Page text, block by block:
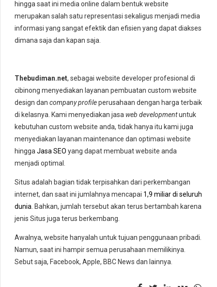
hingga saat ini media online dalam bentuk website
merupakan salah satu representasi sekaligus menjadi media
informasi yang sangat efektik dan efisien yang dapat diakses
dimana saja dan kapan saja.
Thebudiman.net, sebagai website developer profesional di
cibinong menyediakan layanan pembuatan custom website
design dan company profileperusahaan dengan harga terbaik
di kelasnya. Kami menyediakan jasa web developmentuntuk
kebutuhan custom website anda, tidak hanya itu kami juga
menyediakan layanan maintenance dan optimasi website
hingga Jasa SEO yang dapat membuat website anda
menjadi optimal.
Situs adalah bagian tidak terpisahkan dari perkembangan
internet, dan saat ini jumlahnya mencapai 1,9 miliar di seluruh
dunia . Bahkan, jumlah tersebut akan terus bertambah karena
jenis Situs juga terus berkembang.
Awalnya, website hanyalah untuk tujuan penggunaan pribadi.
Namun, saat ini hampir semua perusahaan memilikinya.
Sebut saja, Facebook, Apple, BBC News dan lainnya.